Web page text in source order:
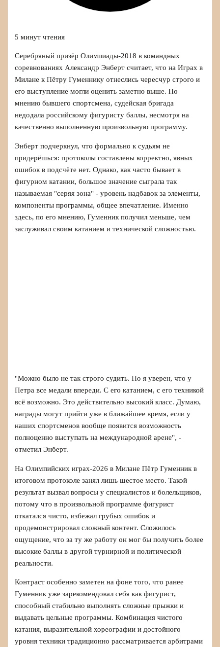
5 минут чтения
Серебряный призёр Олимпиады‑2018 в командных
соревнованиях Александр Энберт считает, что на Играх в
Милане к Пётру Гуменнику отнеслись чересчур строго и
его выступление могли оценить заметно выше. По
мнению бывшего спортсмена, судейская бригада
недодала российскому фигуристу баллы, несмотря на
качественно выполненную произвольную программу.
Энберт подчеркнул, что формально к судьям не
придерёшься: протоколы составлены корректно, явных
ошибок в подсчёте нет. Однако, как часто бывает в
фигурном катании, большое значение сыграла так
называемая "серяя зона" - уровень надбавок за элементы,
компоненты программы, общее впечатление. Именно
здесь, по его мнению, Гуменник получил меньше, чем
заслуживал своим катанием и технической сложностью.
"Можно было не так строго судить. Но я уверен, что у
Петра все медали впереди. С его катанием, с его техникой
всё возможно. Это действительно высокий класс. Думаю,
награды могут прийти уже в ближайшее время, если у
наших спортсменов вообще появится возможность
полноценно выступать на международной арене", -
отметил Энберт.
На Олимпийских играх‑2026 в Милане Пётр Гуменник в
итоговом протоколе занял лишь шестое место. Такой
результат вызвал вопросы у специалистов и болельщиков,
потому что в произвольной программе фигурист
откатался чисто, избежал грубых ошибок и
продемонстрировал сложный контент. Сложилось
ощущение, что за ту же работу он мог бы получить более
высокие баллы в другой турнирной и политической
реальности.
Контраст особенно заметен на фоне того, что ранее
Гуменник уже зарекомендовал себя как фигурист,
способный стабильно выполнять сложные прыжки и
выдавать цельные программы. Комбинация чистого
катания, выразительной хореографии и достойного
уровня техники традиционно рассматривается арбитрами